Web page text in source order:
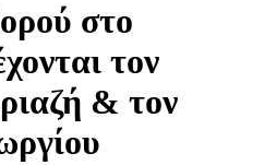
στο
τον
& τον